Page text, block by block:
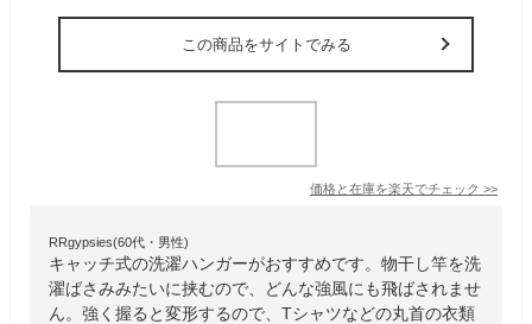
この商品をサイトでみる
価格と在庫を楽天でチェック >>
RRgypsies(60代・男性)
キャッチ式の洗濯ハンガーがおすすめです。物干し竿を洗
濯ばさみみたいに挟むので、どんな強風にも飛ばされませ
ん。強く握ると変形するので、Tシャツなどの丸首の衣類